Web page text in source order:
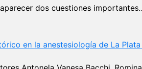
dos cuestiones
en la anestesiología de La